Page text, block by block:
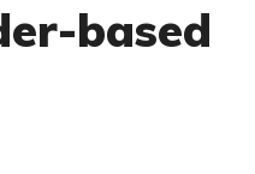
based